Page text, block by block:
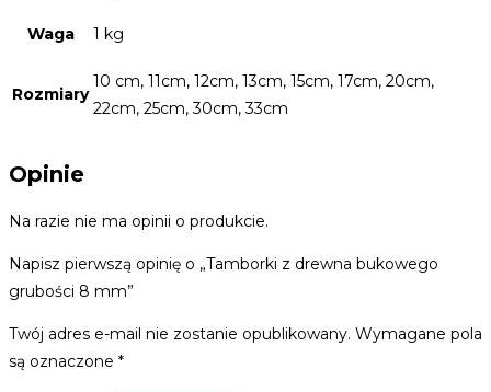
Waga 1 kg
Rozmiary
10 cm, 11cm, 12cm, 13cm, 15cm, 17cm, 20cm,
22cm, 25cm, 30cm, 33cm
Opinie
Na razie nie ma opinii o produkcie.
Napisz pierwszą opinię o „Tamborki z drewna bukowego
grubości 8 mm”
Twój adres e-mail nie zostanie opublikowany. Wymagane pola
są oznaczone *